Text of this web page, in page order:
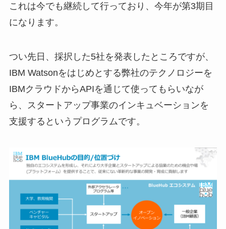
これは今でも継続して行っており、今年が第3期目
になります。
つい先日、採択した5社を発表したところですが、
IBM Watsonをはじめとする弊社のテクノロジーを
IBMクラウドからAPIを通じて使ってもらいなが
ら、スタートアップ事業のインキュベーションを
支援するというプログラムです。